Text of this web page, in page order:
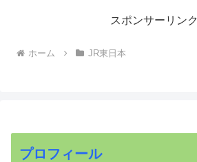
スポンサーリンク
ホーム JR東日本
プロフィール